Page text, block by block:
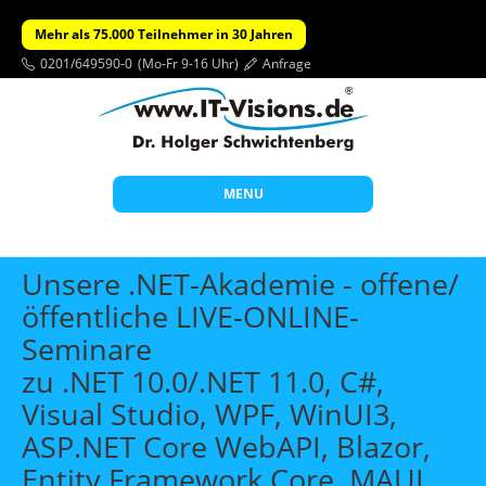
Mehr als 75.000 Teilnehmer in 30 Jahren
0201/649590-0 (Mo-Fr 9-16 Uhr) Anfrage
MENU
Start
Themen
Individuelle Schulungen
Offene Seminare
Wissen
Unsere .NET-Akademie - offene/
öffentliche LIVE-ONLINE-
Seminare
zu .NET 10.0/.NET 11.0, C#,
Visual Studio, WPF, WinUI3,
ASP.NET Core WebAPI, Blazor,